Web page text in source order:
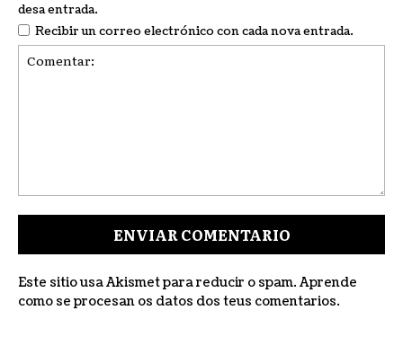
desa entrada.
Recibir un correo electrónico con cada nova entrada.
Este sitio usa Akismet para reducir o spam. Aprende
como se procesan os datos dos teus comentarios.